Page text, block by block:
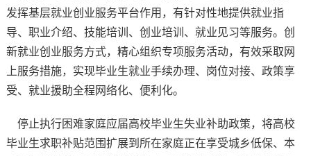
发挥基层就业创业服务平台作用，有针对性地提供就业指
导、职业介绍、技能培训、创业培训、就业见习等服务。创
新就业创业服务方式，精心组织专项服务活动，有效采取网
上服务措施，实现毕业生就业手续办理、岗位对接、政策享
受、就业援助全程网络化、便利化。
停止执行困难家庭应届高校毕业生失业补助政策，将高校
毕业生求职补贴范围扩展到所在家庭正在享受城乡低保、本